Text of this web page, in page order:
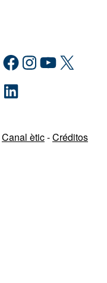
Facebook Instagram YouTube
X
LinkedIn
Canal ètic-Créditos